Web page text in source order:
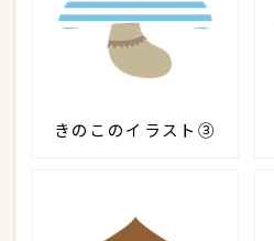
きのこのイラスト③